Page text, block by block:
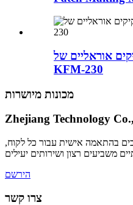
אוראליים של
KFM-230
מכונות מיושרות
Zhejiang Technology
בהתאמה אישית עבור כל לקוח,
הירשם
צרו קשר